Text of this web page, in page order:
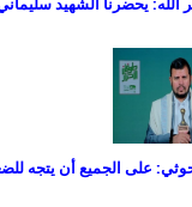
الله: يحضرنا الشهيد
على الجميع أن يتجه